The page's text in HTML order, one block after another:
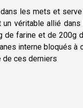
les mets et
un véritable allié
farine et de 200g
interne bloqués
de ces derniers